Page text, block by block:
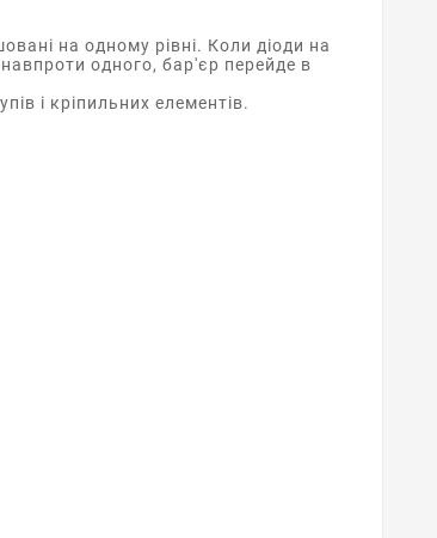
на одному рівні. Коли діоди на
одного, бар'єр перейде в
і кріпильних елементів.